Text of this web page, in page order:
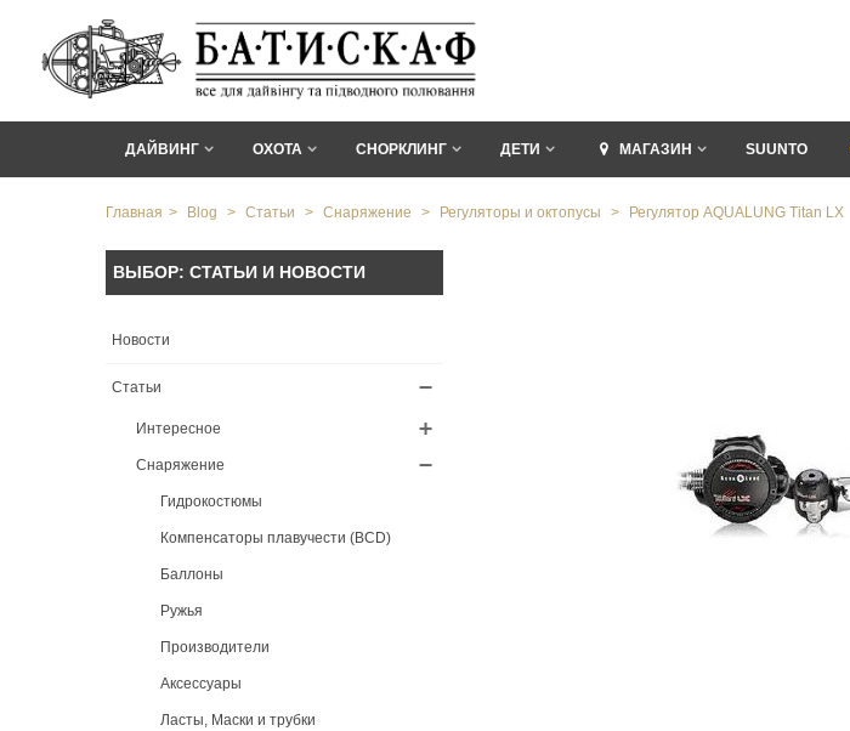
ДАЙВИНГ ОХОТА СНОРКЛИНГ ДЕТИ МАГАЗИН SUUNTO
Главная > Blog > Статьи > Снаряжение > Регуляторы и октопусы > Регулятор AQUALUNG Titan LX
ВЫБОР: СТАТЬИ И НОВОСТИ
Новости
Статьи
Интересное
Снаряжение
Гидрокостюмы
Компенсаторы плавучести (BCD)
Баллоны
Ружья
Производители
Аксессуары
Ласты, Маски и трубки